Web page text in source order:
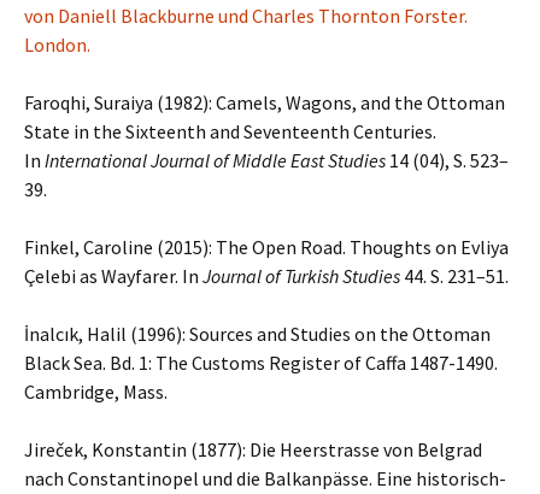
von Daniell Blackburne und Charles Thornton Forster.
London.
Faroqhi, Suraiya (1982): Camels, Wagons, and the Ottoman
State in the Sixteenth and Seventeenth Centuries.
In International Journal of Middle East Studies 14 (04), S. 523–
39.
Finkel, Caroline (2015): The Open Road. Thoughts on Evliya
Çelebi as Wayfarer. In Journal of Turkish Studies 44. S. 231–51.
İnalcık, Halil (1996): Sources and Studies on the Ottoman
Black Sea. Bd. 1: The Customs Register of Caffa 1487-1490.
Cambridge, Mass.
Jireček, Konstantin (1877): Die Heerstrasse von Belgrad
nach Constantinopel und die Balkanpässe. Eine historisch-